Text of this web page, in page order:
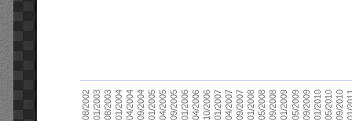
08/200201/200308/200301/200404/200409/200401/200504/200509/200501/200604/200610/200601/200704/200709/200701/200805/200809/200801/200905/200909/200901/201005/201009/2010